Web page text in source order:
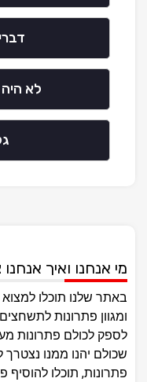
לא
מי אנחנו ואיך אנחנו
באתר שלנו תוכלו
ומגוון פתרונות
לספק לכולם פתרונות
שכולם יהנו ממנו נצטרך
פתרונות, תוכלו